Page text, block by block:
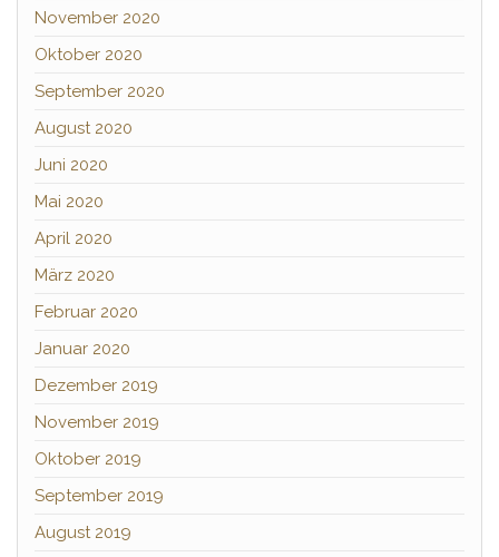
November 2020
Oktober 2020
September 2020
August 2020
Juni 2020
Mai 2020
April 2020
März 2020
Februar 2020
Januar 2020
Dezember 2019
November 2019
Oktober 2019
September 2019
August 2019